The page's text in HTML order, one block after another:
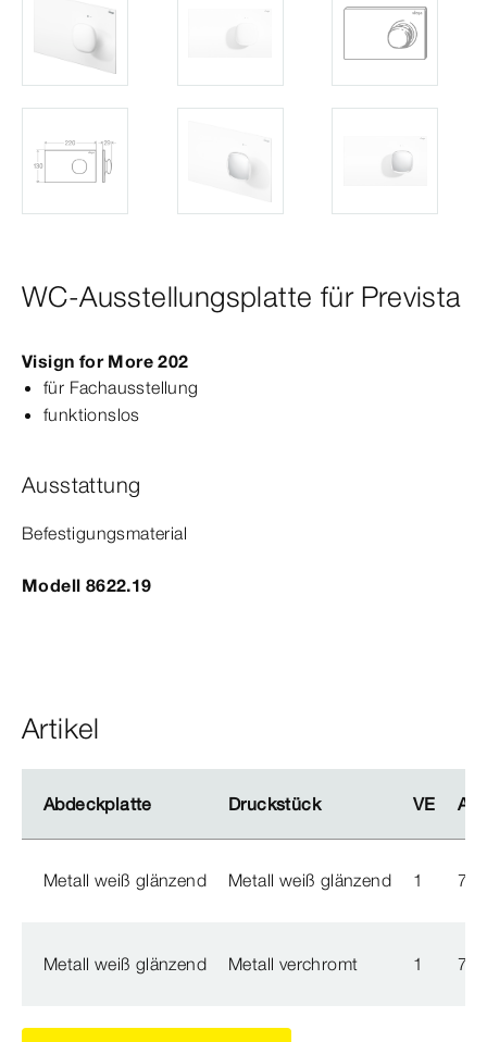
WC-Ausstellungsplatte für Prevista
Visign for More 202
für Fachausstellung
funktionslos
Ausstattung
Befesti­gungsmaterial
Modell 8622.19
Artikel
Abdeckplatte Druckstück VE
Abdeckplatte Druckstück VE
Metall weiß glänzend Metall weiß glänzend 1
Metall weiß glänzend Metall verchromt 1